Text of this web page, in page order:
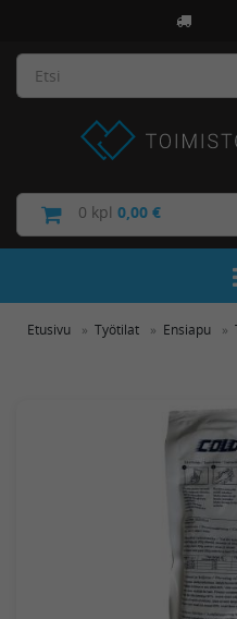
0 kpl 0,00 €
Etusivu Työtilat Ensiapu